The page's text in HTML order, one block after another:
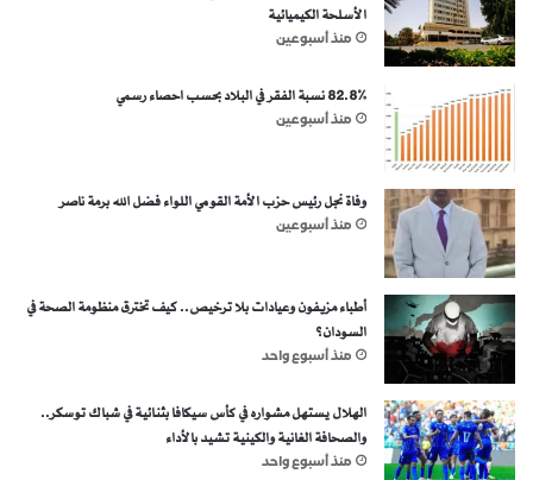
الأسلحة الكيميائية
منذ أسبوعين
82.8% نسبة الفقر في البلاد بحسب احصاء رسمي
منذ أسبوعين
وفاة نجل رئيس حزب الأمة القومي اللواء فضل الله برمة ناصر
منذ أسبوعين
أطباء مزيفون وعيادات بلا ترخيص.. كيف تخترق منظومة الصحة في
السودان؟
منذ أسبوع واحد
الهلال يستهل مشواره في كأس سيكافا بثنائية في شباك توسكر..
والصحافة الغانية والكينية تشيد بالأداء
منذ أسبوع واحد